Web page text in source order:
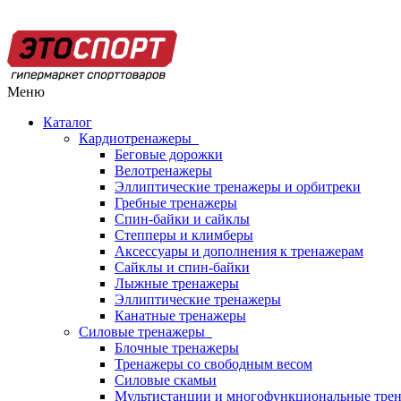
Меню
Каталог
Кардиотренажеры
Беговые дорожки
Велотренажеры
Эллиптические тренажеры и орбитреки
Гребные тренажеры
Спин-байки и сайклы
Степперы и климберы
Аксессуары и дополнения к тренажерам
Сайклы и спин-байки
Лыжные тренажеры
Эллиптические тренажеры
Канатные тренажеры
Силовые тренажеры
Блочные тренажеры
Тренажеры со свободным весом
Силовые скамьи
Мультистанции и многофункциональные